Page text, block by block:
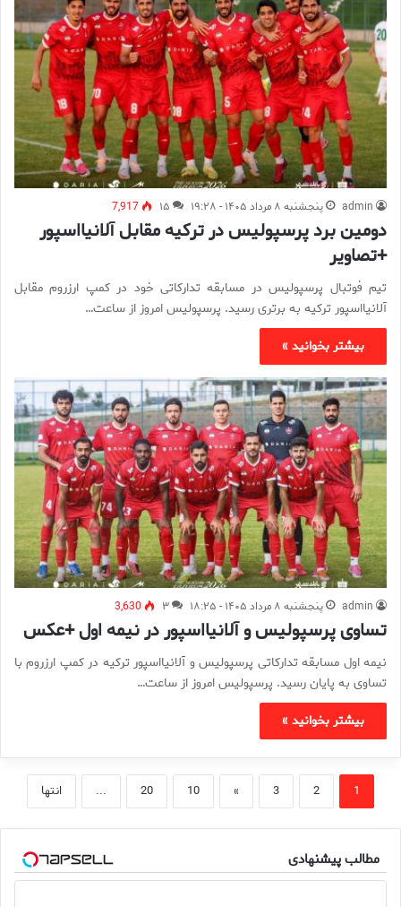
admin پنجشنبه ۸ مرداد ۱۴۰۵ - ۱۹:۲۸ ۱۵ 7,917
دومین برد پرسپولیس در ترکیه مقابل آلانیااسپور
+تصاویر
تیم فوتبال پرسپولیس در مسابقه تدارکاتی خود در کمپ ارزروم مقابل
آلانیااسپور ترکیه به برتری رسید. پرسپولیس امروز از ساعت…
بیشتر بخوانید »
admin پنجشنبه ۸ مرداد ۱۴۰۵ - ۱۸:۲۵ ۳ 3,630
تساوی پرسپولیس و آلانیااسپور در نیمه اول +عکس
نیمه اول مسابقه تدارکاتی پرسپولیس و آلانیااسپور ترکیه در کمپ ارزروم با
تساوی به پایان رسید. پرسپولیس امروز از ساعت…
بیشتر بخوانید »
1
2
3
»
10
20
... انتها
مطالب پیشنهادی